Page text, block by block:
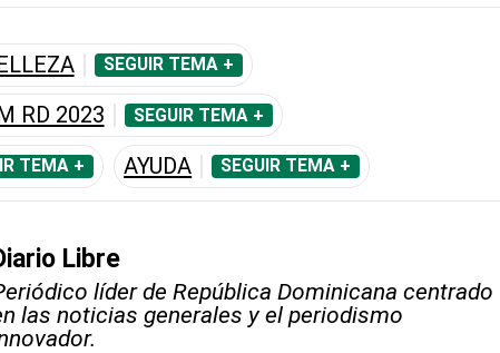
SEGUIR TEMA +
RD 2023 SEGUIR TEMA +
TEMA + AYUDA SEGUIR TEMA +
Libre
líder de República Dominicana centrado
las noticias generales y el periodismo